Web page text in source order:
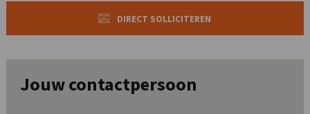
DIRECT SOLLICITEREN
Jouw contactpersoon